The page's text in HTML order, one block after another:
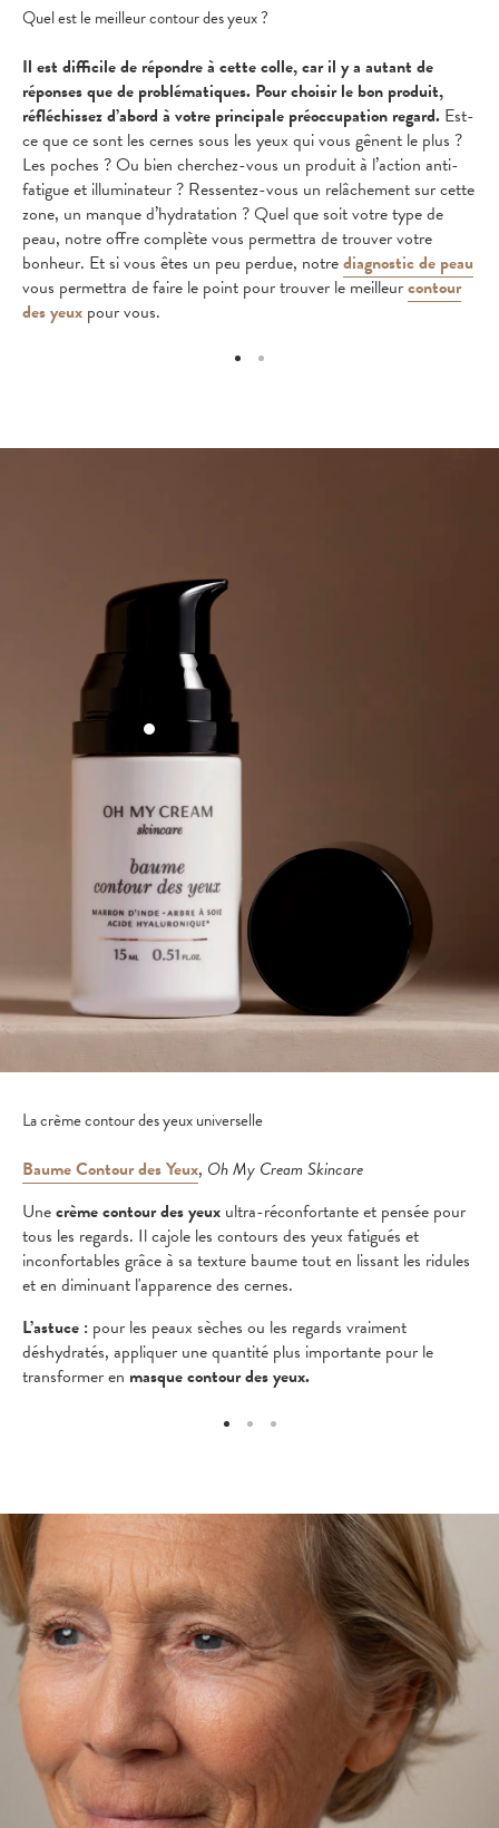
Quel est le meilleur contour des yeux ?
Il est difficile de répondre à cette colle, car il y a autant de
réponses que de problématiques. Pour choisir le bon produit,
réfléchissez d’abord à votre principale préoccupation regard. Est-
ce que ce sont les cernes sous les yeux qui vous gênent le plus ?
Les poches ? Ou bien cherchez-vous un produit à l’action anti-
fatigue et illuminateur ? Ressentez-vous un relâchement sur cette
zone, un manque d’hydratation ? Quel que soit votre type de
peau, notre offre complète vous permettra de trouver votre
bonheur. Et si vous êtes un peu perdue, notrediagnostic de peau
vous permettra de faire le point pour trouver le meilleurcontour
des yeux pour vous.
La crème contour des yeux universelle
Baume Contour des Yeux, Oh My Cream Skincare
Unecrème contour des yeux ultra-réconfortante et pensée pour
tous les regards. Il cajole les contours des yeux fatigués et
inconfortables grâce à sa texture baume tout en lissant les ridules
et en diminuant l'apparence des cernes.
L’astuce : pour les peaux sèches ou les regards vraiment
déshydratés, appliquer une quantité plus importante pour le
transformer en masque contour des yeux.